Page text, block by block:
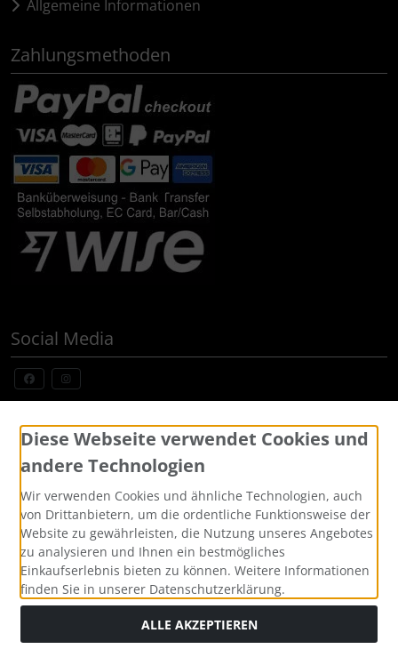
Allgemeine Informationen
Zahlungsmethoden
Social Media
Widerrufsformular
Alle Preise inkl. gesetzl. MwSt. zzgl.Versandkosten. Die
bei Custom Made Bikes, Individuelle Fahrräder, Pinarello,
Diese Webseite verwendet Cookies und
andere Technologien
Wir verwenden Cookies und ähnliche Technologien, auch
von Drittanbietern, um die ordentliche Funktionsweise der
Website zu gewährleisten, die Nutzung unseres Angebotes
zu analysieren und Ihnen ein bestmögliches
Einkaufserlebnis bieten zu können. Weitere Informationen
finden Sie in unserer Datenschutzerklärung.
ALLE AKZEPTIEREN